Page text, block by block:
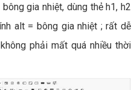
gia nhiệt, dùng thẻ h1, h2
alt = bông gia nhiệt ; rất dễ
phải mất quá nhiều thời